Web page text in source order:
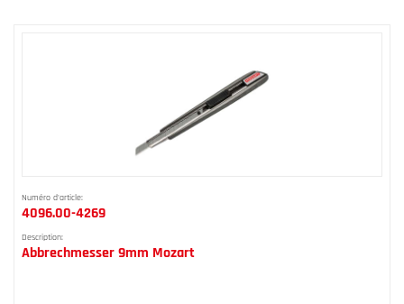
Numéro d'article:
4096.00-4269
Description:
Abbrechmesser 9mm Mozart